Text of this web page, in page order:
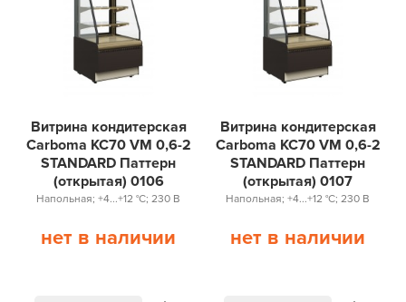
Витрина кондитерская
Carboma KC70 VM 0,6-2
STANDARD Паттерн
(открытая) 0106
Напольная; +4...+12 °С; 230 В
нет в наличии
Витрина кондитерская
Carboma KC70 VM 0,6-2
STANDARD Паттерн
(открытая) 0107
Напольная; +4...+12 °С; 230 В
нет в наличии